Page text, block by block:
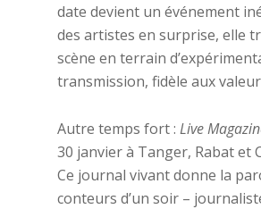
date devient un événement
des artistes en surprise, elle
scène en terrain
transmission, fidèle aux
Autre temps fort : Live
30 janvier à Tanger, Rabat et
Ce journal vivant donne la
conteurs d’un soir –